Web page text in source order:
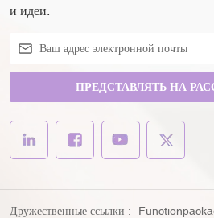
и идеи.
ПРЕДСТАВЛЯТЬ НА
Дружественные ссылки :